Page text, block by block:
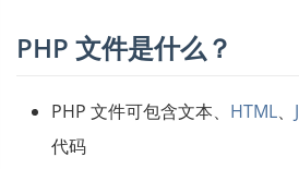
PHP 文件是什么？
PHP 文件可包含文本、 HTML、
代码